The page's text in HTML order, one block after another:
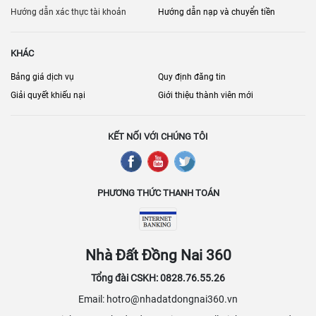
phát triển mạnh mẽ với sự xuất hiện của nhiều dự án mới, mang lại
cao chất lượng và cập nhật các tiện ích mới để đáp ứng tốt hơn các
được xem là điểm đến hấp dẫn cho các hoạt động sản xuất và kinh
doanh trong khu vực phía Nam.
Hướng dẫn xác thực tài khoản
Hướng dẫn nạp và chuyển tiền
KHÁC
Bảng giá dịch vụ
Quy định đăng tin
Giải quyết khiếu nại
Giới thiệu thành viên mới
KẾT NỐI VỚI CHÚNG TÔI
PHƯƠNG THỨC THANH TOÁN
Nhà Đất Đồng Nai 360
Tổng đài CSKH: 0828.76.55.26
Email: hotro@nhadatdongnai360.vn